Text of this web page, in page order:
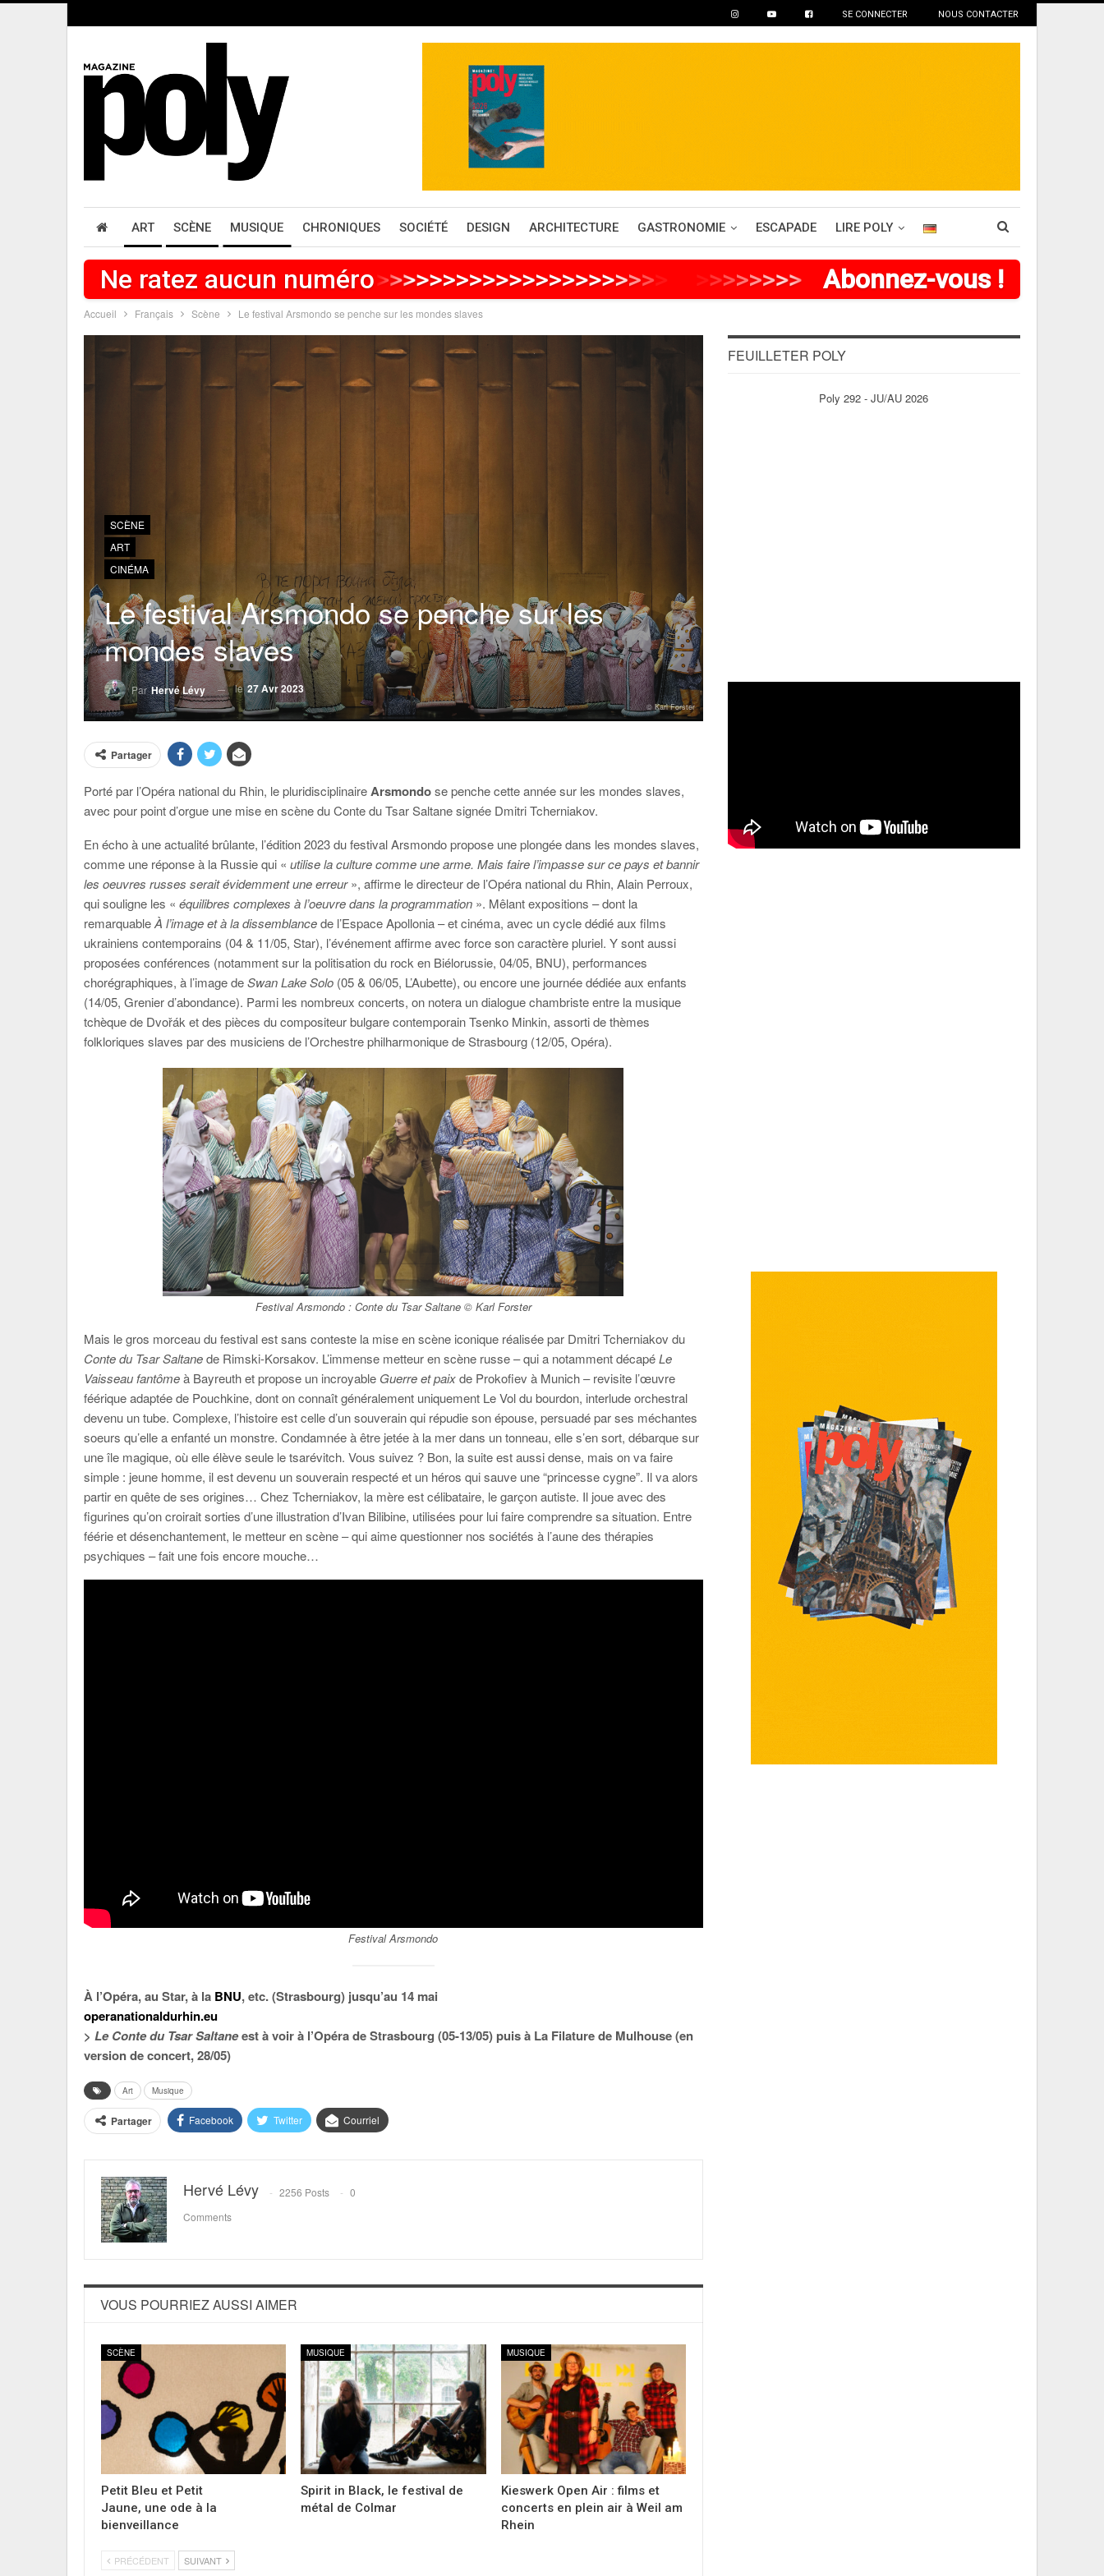
SE CONNECTER NOUS CONTACTER
ART SCÈNE MUSIQUE CHRONIQUES SOCIÉTÉ DESIGN ARCHITECTURE GASTRONOMIE ESCAPADE LIRE POLY
Ne ratez aucun numéro >>>>>>>>>>>>>>>>>>>>> >>>>>> Abonnez-vous !
Accueil Français Scène Le festival Arsmondo se penche sur les mondes slaves
SCÈNE
ART
CINÉMA
Le festival Arsmondo se penche sur les
mondes slaves
ParHervé Lévy le27 Avr 2023
© Karl Forster
Partager
Porté par l’Opéra national du Rhin, le pluridisciplinaireArsmondose penche cette année sur les mondes slaves,
avec pour point d’orgue une mise en scène du Conte du Tsar Saltane signée Dmitri Tcherniakov.
En écho à une actualité brûlante, l’édition 2023 du festival Arsmondo propose une plongée dans les mondes slaves,
comme une réponse à la Russie qui « utilise la culture comme une arme. Mais faire l’impasse sur ce pays et bannir
les oeuvres russes serait évidemment une erreur», affirme le directeur de l’Opéra national du Rhin, Alain Perroux,
qui souligne les « équilibres complexes à l’oeuvre dans la programmation ». Mêlant expositions – dont la
remarquableÀ l’image et à la dissemblancede l’Espace Apollonia – et cinéma, avec un cycle dédié aux films
ukrainiens contemporains (04 & 11/05, Star), l’événement affirme avec force son caractère pluriel. Y sont aussi
proposées conférences (notamment sur la politisation du rock en Biélorussie, 04/05, BNU), performances
chorégraphiques, à l’image deSwan Lake Solo (05 & 06/05, L’Aubette), ou encore une journée dédiée aux enfants
(14/05, Grenier d’abondance). Parmi les nombreux concerts, on notera un dialogue chambriste entre la musique
tchèque de Dvořák et des pièces du compositeur bulgare contemporain Tsenko Minkin, assorti de thèmes
folkloriques slaves par des musiciens de l’Orchestre philharmonique de Strasbourg (12/05, Opéra).
Festival Arsmondo : Conte du Tsar Saltane© Karl Forster
Mais le gros morceau du festival est sans conteste la mise en scène iconique réalisée par Dmitri Tcherniakov du
Conte du Tsar Saltanede Rimski-Korsakov. L’immense metteur en scène russe – qui a notamment décapéLe
Vaisseau fantômeà Bayreuth et propose un incroyable Guerre et paixde Prokofiev à Munich – revisite l’œuvre
féérique adaptée de Pouchkine, dont on connaît généralement uniquement Le Vol du bourdon, interlude orchestral
devenu un tube. Complexe, l’histoire est celle d’un souverain qui répudie son épouse, persuadé par ses méchantes
soeurs qu’elle a enfanté un monstre. Condamnée à être jetée à la mer dans un tonneau, elle s’en sort, débarque sur
une île magique, où elle élève seule le tsarévitch. Vous suivez ? Bon, la suite est aussi dense, mais on va faire
simple : jeune homme, il est devenu un souverain respecté et un héros qui sauve une “princesse cygne”. Il va alors
partir en quête de ses origines… Chez Tcherniakov, la mère est célibataire, le garçon autiste. Il joue avec des
figurines qu’on croirait sorties d’une illustration d’Ivan Bilibine, utilisées pour lui faire comprendre sa situation. Entre
féérie et désenchantement, le metteur en scène – qui aime questionner nos sociétés à l’aune des thérapies
psychiques – fait une fois encore mouche…
Festival Arsmondo
À l’Opéra, au Star, à la BNU, etc. (Strasbourg) jusqu’au 14 mai
operanationaldurhin.eu
> Le Conte du Tsar Saltaneest à voir à l’Opéra de Strasbourg (05-13/05) puis à La Filature de Mulhouse (en
version de concert, 28/05)
Art Musique
Partager Facebook Twitter Courriel
Hervé Lévy 2256 Posts
0
Comments
VOUS POURRIEZ AUSSI AIMER
SCÈNE
Petit Bleu et Petit
Jaune, une ode à la
bienveillance
MUSIQUE
Spirit in Black, le festival de
métal de Colmar
MUSIQUE
Kieswerk Open Air : films et
concerts en plein air à Weil am
Rhein
PRÉCÉDENT SUIVANT
FEUILLETER POLY
Poly 292 - JU/AU 2026